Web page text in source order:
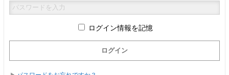
ログイン情報を記憶